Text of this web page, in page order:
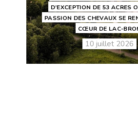
D’EXCEPTION DE 53 ACRES
PASSION DES CHEVAUX SE
CŒUR DE LAC-
10 juillet 2026